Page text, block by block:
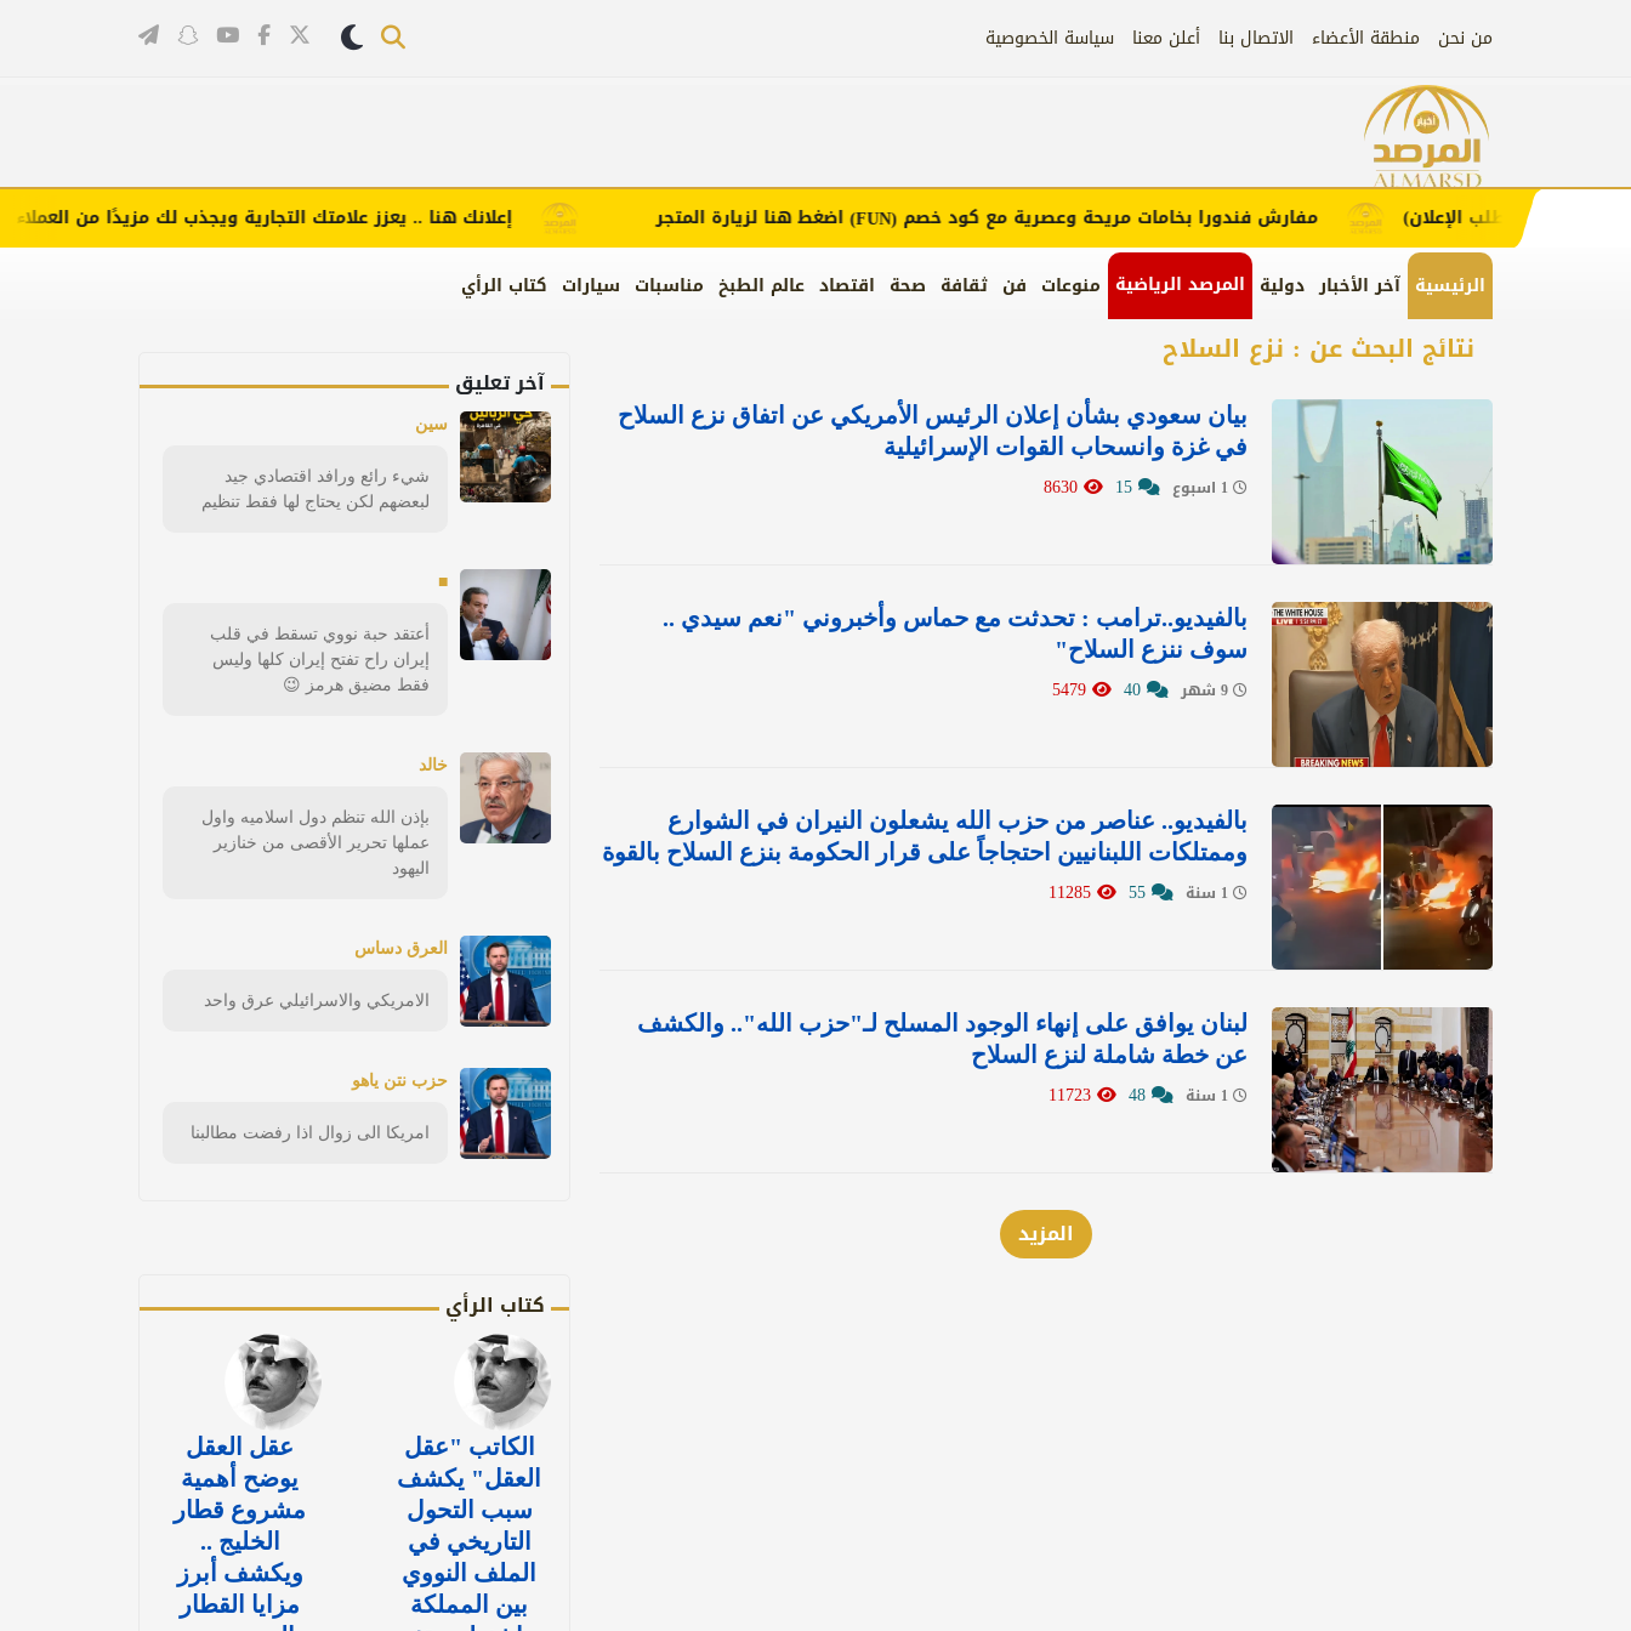
من نحن منطقة الأعضاء الاتصال بنا أعلن معنا سياسة الخصوصية
الرئيسية آخر الأخبار دولية المرصد الرياضية منوعات فن ثقافة صحة اقتصاد عالم الطبخ مناسبات سيارات كتاب الرأي
إعلانك هنا .. يعزز علامتك التجارية ويجذب لك مزيدًا من العملاء مفارش فندورا بخامات مريحة وعصرية مع كود خصم(FUN)اضغط هنا لزيارة المتجر (اضغط لطلب الإعلان)
نتائج البحث عن : نزع السلاح
بيان سعودي بشأن إعلان الرئيس الأمريكي عن اتفاق نزع السلاح
في غزة وانسحاب القوات الإسرائيلية
بالفيديو..ترامب : تحدثت مع حماس وأخبروني "نعم سيدي ..
سوف ننزع السلاح"
بالفيديو.. عناصر من حزب الله يشعلون النيران في الشوارع
وممتلكات اللبنانيين احتجاجاً على قرار الحكومة بنزع السلاح بالقوة
لبنان يوافق على إنهاء الوجود المسلح لـ"حزب الله".. والكشف
عن خطة شاملة لنزع السلاح
المزيد
آخر تعليق
سين
شيء رائع ورافد اقتصادي جيد
لبعضهم لكن يحتاج لها فقط تنظيم
■
أعتقد حبة نووي تسقط في قلب
إيران راح تفتح إيران كلها وليس
فقط مضيق هرمز 😉
خالد
بإذن الله تنظم دول اسلاميه واول
عملها تحرير الأقصى من خنازير
اليهود
العرق دساس
الامريكي والاسرائيلي عرق واحد
حزب نتن ياهو
امريكا الى زوال اذا رفضت مطالبنا
كتاب الرأي
الكاتب "عقل
العقل" يكشف
سبب التحول
التاريخي في
الملف النووي
بين المملكة
عقل العقل
يوضح أهمية
مشروع قطار
الخليج ..
ويكشف أبرز
مزايا القطار